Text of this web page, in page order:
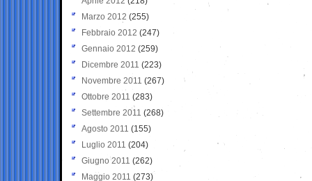
Marzo 2012 (255)
Febbraio 2012 (247)
Gennaio 2012 (259)
Dicembre 2011 (223)
Novembre 2011 (267)
Ottobre 2011 (283)
Settembre 2011 (268)
Agosto 2011 (155)
Luglio 2011 (204)
Giugno 2011 (262)
Maggio 2011 (273)